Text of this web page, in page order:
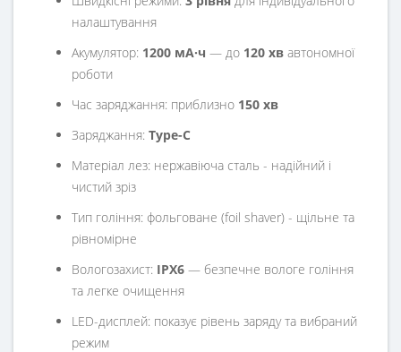
налаштування
Акумулятор: 1200 мА·ч — до 120 хв автономної
роботи
Час заряджання: приблизно 150 хв
Заряджання: Type-C
Матеріал лез: нержавіюча сталь - надійний і
чистий зріз
Тип гоління: фольговане (foil shaver) - щільне та
рівномірне
Вологозахист: IPX6 — безпечне вологе гоління
та легке очищення
LED-дисплей: показує рівень заряду та вибраний
режим